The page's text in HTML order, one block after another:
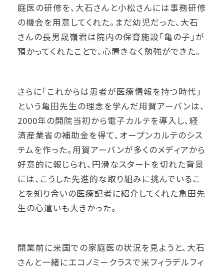
庭医の研修を、大石さんと小松さんには事務研修
の機会を用意してくれた。まだ幼児だった、大石
さんの長男晟嶺君は院内の保育施設「亀の子」が
預かってくれたことで、心置きなく勉強ができた。
さらに「これからは患者が医療情報を持つ時代」
という亀田先生の理念を学んだ用賀アーバンは、
2000年の開院当初から電子カルテを導入し、経
済産業省の補助金を得て、オープンカルテのシス
テムを作った。用賀アーバンが多くのメディアから
好意的に報じられ、円滑なスタートを切れた背景
には、こうした先進的な取り組みに挑んでいるこ
とを知り合いの医療記者に紹介してくれた亀田先
生の心遣いも大きかった。
開業前に米国での家庭医の状況を見ようと、大石
さんと一緒にエコノミークラスで米フィラデルフィ